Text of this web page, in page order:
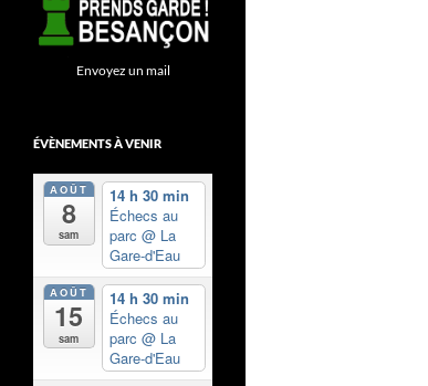
Envoyez un mail
ÉVÈNEMENTS À VENIR
AOÛT
8
sam
14 h 30 min
Échecs au
parc @ La
Gare-d'Eau
AOÛT
15
sam
14 h 30 min
Échecs au
parc @ La
Gare-d'Eau